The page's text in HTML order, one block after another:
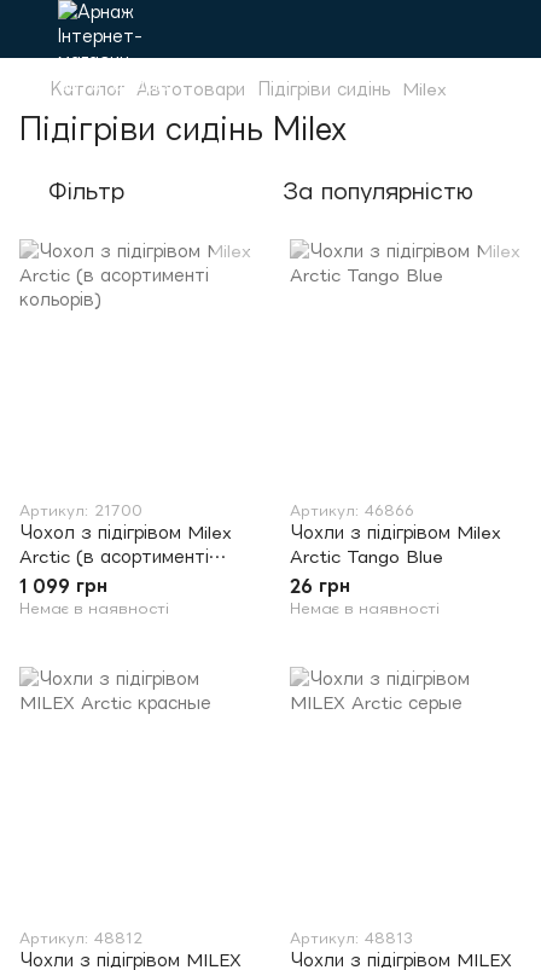
Каталог Автотовари Підігріви сидінь Milex
Підігріви сидінь Milex
Фільтр За популярністю
Артикул: 21700
Чохол з підігрівом Milex
Arctic (в асортименті
кольорів)
1 099 грн
Немає в наявності
Артикул: 46866
Чохли з підігрівом Milex
Arctic Tango Blue
26 грн
Немає в наявності
Артикул: 48812
Чохли з підігрівом MILEX
Артикул: 48813
Чохли з підігрівом MILEX